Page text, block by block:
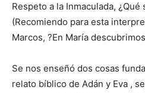
Respeto a la Inmaculada, ¿Qué
(Recomiendo para esta
Marcos, ?En María
Se nos enseñó dos cosas
relato bíblico de Adán y Eva ,